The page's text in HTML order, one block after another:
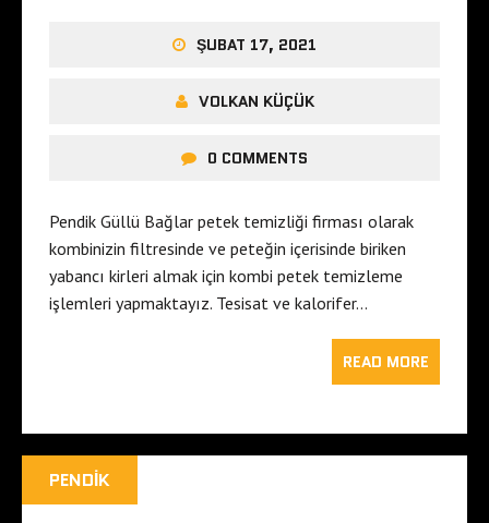
ŞUBAT 17, 2021
VOLKAN KÜÇÜK
0 COMMENTS
Pendik Güllü Bağlar petek temizliği firması olarak
kombinizin filtresinde ve peteğin içerisinde biriken
yabancı kirleri almak için kombi petek temizleme
işlemleri yapmaktayız. Tesisat ve kalorifer…
READ MORE
PENDIK